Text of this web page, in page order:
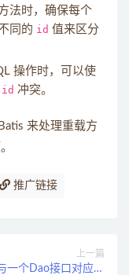
法时，确保每个
同的 id 值来区分
操作时，可以使
id 冲突。
来处理重载方
推广链接
上一篇
一个Dao接口对应，